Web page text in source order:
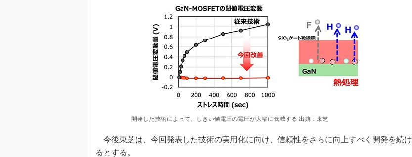
開発した技術によって、しきい値電圧の電圧が大幅に低減する 出典：東芝
今後東芝は、今回発表した技術の実用化に向け、信頼性をさらに向上すべく開発を続け
るとする。